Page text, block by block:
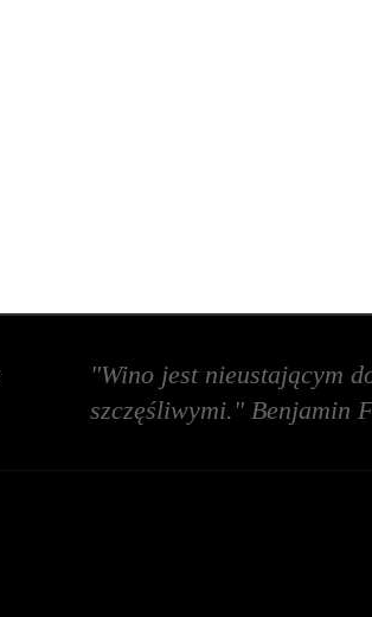
"Wino jest nieustającym
szczęśliwymi." Benjamin